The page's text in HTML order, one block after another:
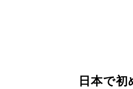
日本で